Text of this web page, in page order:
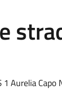
1 Aurelia Capo